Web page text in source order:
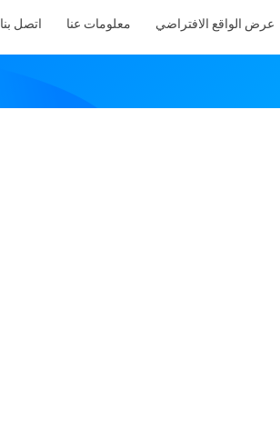
عرض الواقع الافتراضي معلومات عنا اتصل بنا